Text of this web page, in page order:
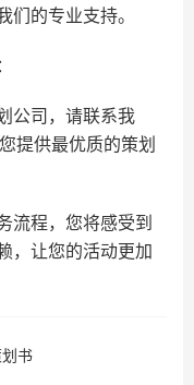
们的专业支持。
公司，请联系我
提供最优质的策划
流程，您将感受到
，让您的活动更加
书